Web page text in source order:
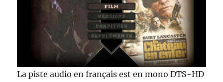
La piste audio en français est en mono DTS-HD